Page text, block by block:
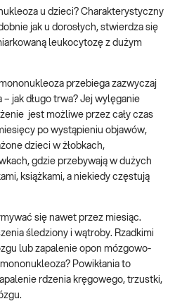
u dzieci? Charakterystyczny
jak u dorosłych, stwierdza się
leukocytozę z dużym
przebiega zazwyczaj
jak długo trwa? Jej wylęganie
jest możliwe przez cały czas
po wystąpieniu objawów,
dzieci w żłobkach,
gdzie przebywają w dużych
książkami, a niekiedy częstują
się nawet przez miesiąc.
śledziony i wątroby. Rzadkimi
lub zapalenie opon mózgowo-
Powikłania to
rdzenia kręgowego, trzustki,